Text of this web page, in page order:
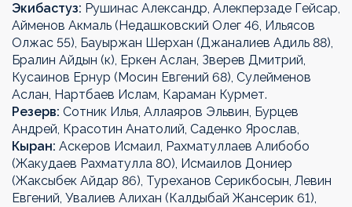
Экибастуз: Рушинас Александр, Алекперзаде Гейсар,
Айменов Акмаль (Недашковский Олег 46, Ильясов
Олжас 55), Бауыржан Шерхан (Джаналиев Адиль 88),
Бралин Айдын (к), Еркен Аслан, Зверев Дмитрий,
Кусаинов Ернур (Мосин Евгений 68), Сулейменов
Аслан, Нартбаев Ислам, Караман Курмет.
Резерв: Сотник Илья, Аллаяров Эльвин, Бурцев
Андрей, Красотин Анатолий, Саденко Ярослав,
Кыран: Аскеров Исмаил, Рахматуллаев Алибобо
(Жакудаев Рахматулла 80), Исмаилов Дониер
(Жаксыбек Айдар 86), Туреханов Серикбосын, Левин
Евгений, Увалиев Алихан (Калдыбай Жансерик 61),